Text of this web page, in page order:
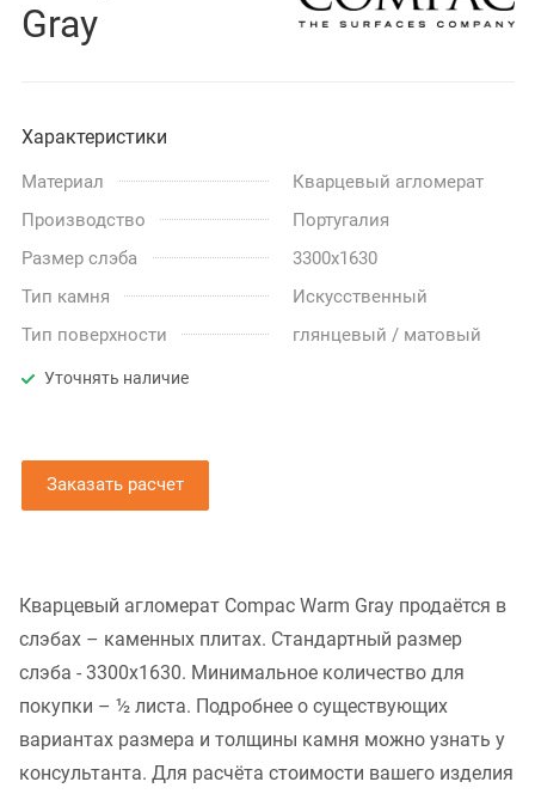
Gray
Характеристики
Материал
Кварцевый агломерат
Производство
Португалия
Размер слэба
3300x1630
Тип камня
Искусственный
Тип поверхности
глянцевый / матовый
Уточнять наличие
Заказать расчет
Кварцевый агломерат Compac Warm Gray продаётся в
слэбах – каменных плитах. Стандартный размер
слэба - 3300x1630. Минимальное количество для
покупки – ½ листа. Подробнее о существующих
вариантах размера и толщины камня можно узнать у
консультанта. Для расчёта стоимости вашего изделия